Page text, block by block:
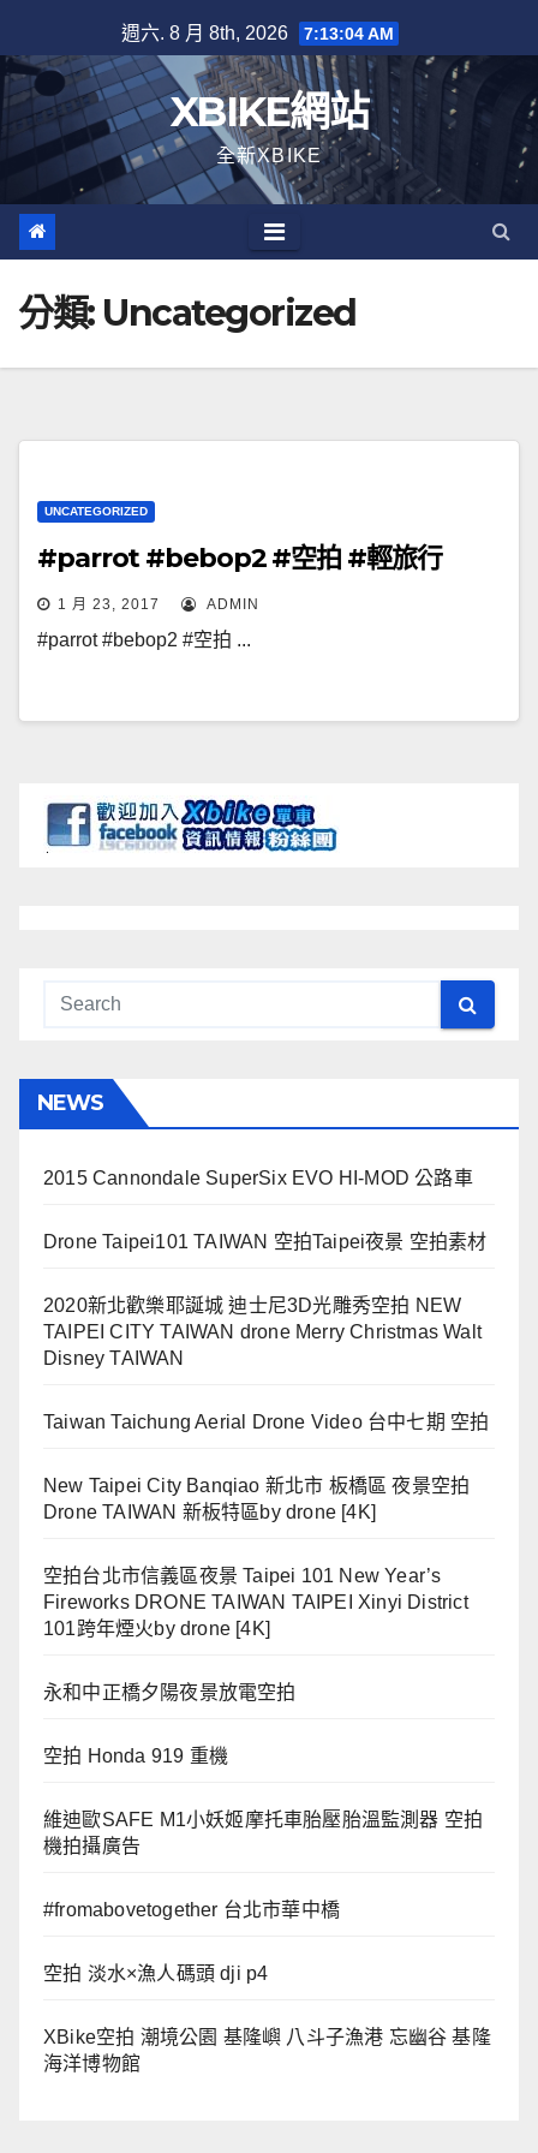
to
content
週六. 8 月 8th, 2026 7:13:04 AM
XBIKE網站
全新XBIKE
分類: Uncategorized
UNCATEGORIZED
#parrot #bebop2 #空拍 #輕旅行
1 月 23, 2017 ADMIN
#parrot #bebop2 #空拍 ...
NEWS
2015 Cannondale SuperSix EVO HI-MOD 公路車
Drone Taipei101 TAIWAN 空拍Taipei夜景 空拍素材
2020新北歡樂耶誕城 迪士尼3D光雕秀空拍 NEW
TAIPEI CITY TAIWAN drone Merry Christmas Walt
Disney TAIWAN
Taiwan Taichung Aerial Drone Video 台中七期 空拍
New Taipei City Banqiao 新北市 板橋區 夜景空拍
Drone TAIWAN 新板特區by drone [4K]
空拍台北市信義區夜景 Taipei 101 New Year’s
Fireworks DRONE TAIWAN TAIPEI Xinyi District
101跨年煙火by drone [4K]
永和中正橋夕陽夜景放電空拍
空拍 Honda 919 重機
維迪歐SAFE M1小妖姬摩托車胎壓胎溫監測器 空拍
機拍攝廣告
#fromabovetogether 台北市華中橋
空拍 淡水×漁人碼頭 dji p4
XBike空拍 潮境公園 基隆嶼 八斗子漁港 忘幽谷 基隆
海洋博物館